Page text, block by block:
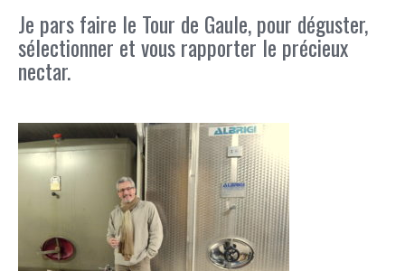
Je pars faire le Tour de Gaule, pour déguster,
sélectionner et vous rapporter le précieux
nectar.